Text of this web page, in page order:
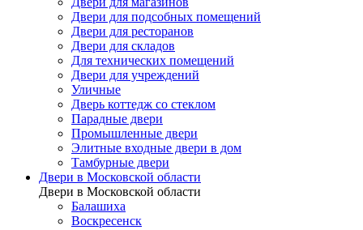
Двери для подсобных помещений
Двери для ресторанов
Двери для складов
Для технических помещений
Двери для учреждений
Уличные
Дверь коттедж со стеклом
Парадные двери
Промышленные двери
Элитные входные двери в дом
Тамбурные двери
Двери в Московской области
Двери в Московской области
Балашиха
Воскресенск